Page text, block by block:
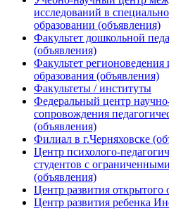
исследований в
образовании (объявления)
Факультет дошкольной
(объявления)
Факультет регионоведения
образования (объявления)
Факультеты / институты
Федеральный центр
сопровождения
(объявления)
Филиал в г.Черняховске
Центр психолого-
студентов с
(объявления)
Центр развития открытого
Центр развития ребенка